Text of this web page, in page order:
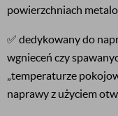
powierzchniach
✅ dedykowany do
wgnieceń czy
„temperaturze
naprawy z użyciem